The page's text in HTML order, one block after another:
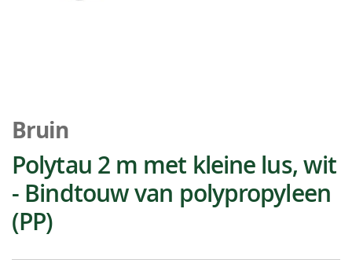
naar
het
begin
van
de
afbeeldingen-
gallerij
Bruin
Polytau 2 m met kleine lus, wit
- Bindtouw van polypropyleen
(PP)